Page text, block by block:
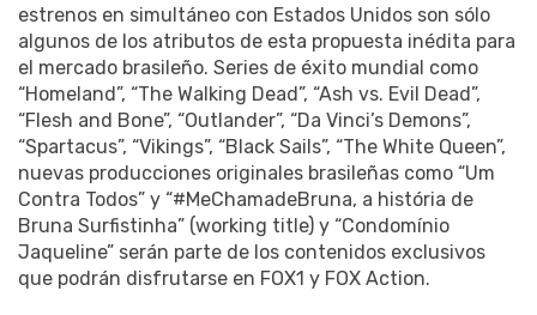
estrenos en simultáneo con Estados Unidos son sólo
algunos de los atributos de esta propuesta inédita para
el mercado brasileño. Series de éxito mundial como
“Homeland”, “The Walking Dead”, “Ash vs. Evil Dead”,
“Flesh and Bone”, “Outlander”, “Da Vinci’s Demons”,
“Spartacus”, “Vikings”, “Black Sails”, “The White Queen”,
nuevas producciones originales brasileñas como “Um
Contra Todos” y “#MeChamadeBruna, a história de
Bruna Surfistinha” (working title) y “Condomínio
Jaqueline” serán parte de los contenidos exclusivos
que podrán disfrutarse en FOX1 y FOX Action.